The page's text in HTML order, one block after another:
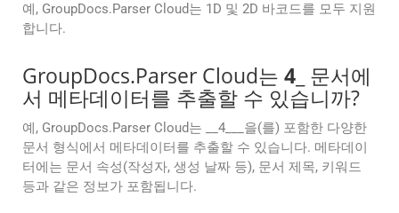
예, GroupDocs.Parser Cloud는 1D 및 2D 바코드를 모두 지원
합니다.
GroupDocs.Parser Cloud는 4 _ 문서에
서 메타데이터를 추출할 수 있습니까?
예, GroupDocs.Parser Cloud는 __4___을(를) 포함한 다양한
문서 형식에서 메타데이터를 추출할 수 있습니다. 메타데이
터에는 문서 속성(작성자, 생성 날짜 등), 문서 제목, 키워드
등과 같은 정보가 포함됩니다.